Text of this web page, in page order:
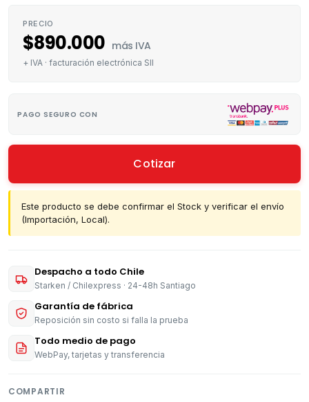
PRECIO
$890.000 más IVA
+ IVA · facturación electrónica SII
PAGO SEGURO CON
Cotizar
Este producto se debe confirmar el Stock y verificar el envío
(Importación, Local).
Despacho a todo Chile
Starken / Chilexpress · 24-48h Santiago
Garantía de fábrica
Reposición sin costo si falla la prueba
Todo medio de pago
WebPay, tarjetas y transferencia
COMPARTIR